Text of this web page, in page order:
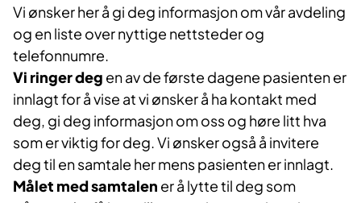
Vi ønsker her å gi deg informasjon om vår avdeling
og en liste over nyttige nettsteder og
telefonnumre.
Vi ringer deg en av de første dagene pasienten er
innlagt for å vise at vi ønsker å ha kontakt med
deg, gi deg informasjon om oss og høre litt hva
som er viktig for deg. Vi ønsker også å invitere
deg til en samtale her mens pasienten er innlagt.
Målet med samtalen er å lytte til deg som